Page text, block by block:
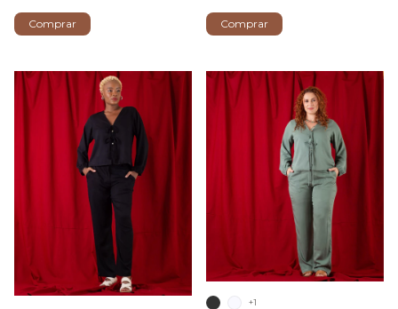
Comprar Comprar
+1